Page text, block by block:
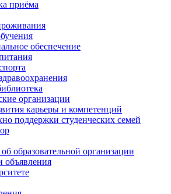
приёма
обеспечение
организации
карьеры и компетенций
поддержки студенческих семей
образовательной организации
объявления